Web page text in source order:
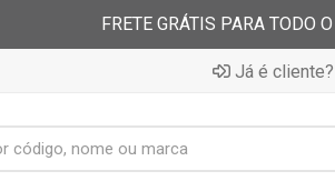
FRETE GRÁTIS PARA TODO
Já é